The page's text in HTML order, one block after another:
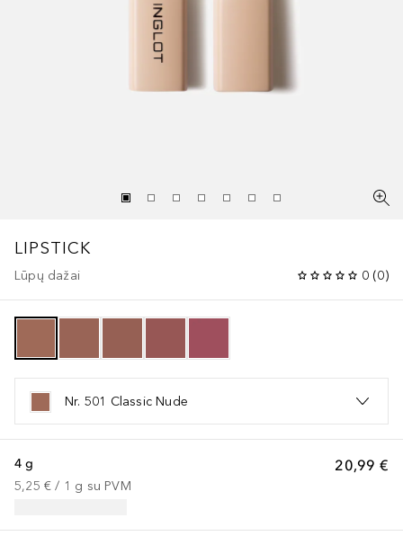
LIPSTICK
Lūpų dažai 0 (0)
Nr. 501 Classic Nude
20,99 €
4 g
5,25 € / 1 g su PVM